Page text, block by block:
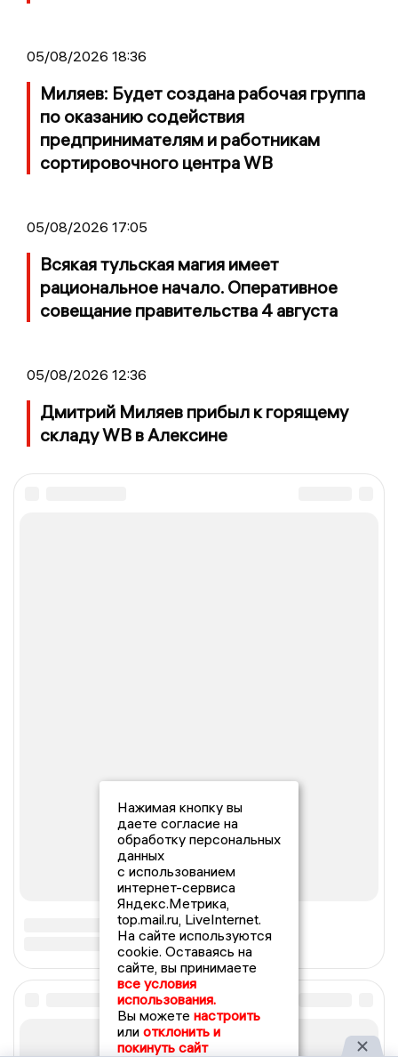
05/08/2026 18:36
Миляев: Будет создана рабочая группа
по оказанию содействия
предпринимателям и работникам
сортировочного центра WB
05/08/2026 17:05
Всякая тульская магия имеет
рациональное начало. Оперативное
совещание правительства 4 августа
05/08/2026 12:36
Дмитрий Миляев прибыл к горящему
складу WB в Алексине
Нажимая кнопку вы
даете согласие на
обработку персональных
данных
с использованием
интернет-сервиса
Яндекс.Метрика,
top.mail.ru, LiveInternet.
На сайте используются
cookie. Оставаясь на
сайте, вы принимаете
все условия
использования.
Вы можете настроить
или отклонить и
покинуть сайт